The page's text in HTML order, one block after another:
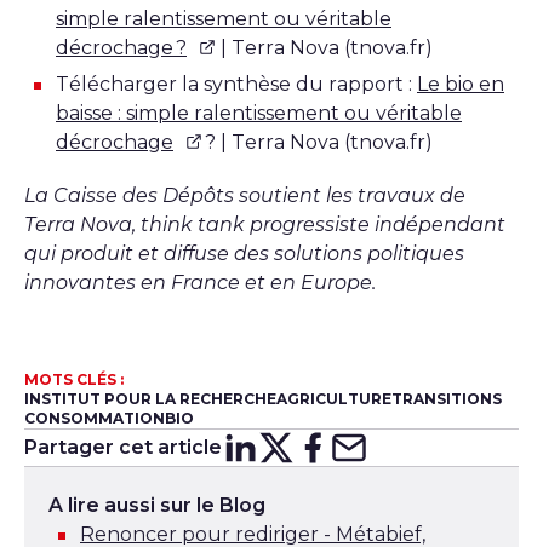
simple ralentissement ou véritable
décrochage ?
| Terra Nova (tnova.fr)
Télécharger la synthèse du rapport : Le bio en
baisse : simple ralentissement ou véritable
décrochage
? | Terra Nova (tnova.fr)
La Caisse des Dépôts soutient les travaux de
Terra Nova, think tank progressiste indépendant
qui produit et diffuse des solutions politiques
innovantes en France et en Europe.
MOTS CLÉS :
INSTITUT POUR LA RECHERCHEAGRICULTURETRANSITIONS
CONSOMMATIONBIO
Partager cet article Partager sur
Partager surX
Partager
Partager
A lire aussi sur le Blog
Renoncer pour rediriger - Métabief,